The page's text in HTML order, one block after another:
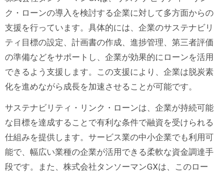
ク・ローンの導入を検討する企業に対して多方面からの
支援を行っています。具体的には、企業のサステナビリ
ティ目標の設定、計画書の作成、進捗管理、第三者評価
の準備などをサポートし、企業が効果的にローンを活用
できるよう支援します。この支援により、企業は脱炭素
化を進めながら成長を加速させることが可能です。
サステナビリティ・リンク・ローンは、企業が持続可能
な目標を達成することで有利な条件で融資を受けられる
仕組みを提供します。サービス業の中小企業でも利用可
能で、幅広い業種の企業が活用できる柔軟な資金調達手
段です。また、株式会社タンソーマンGXは、このロー